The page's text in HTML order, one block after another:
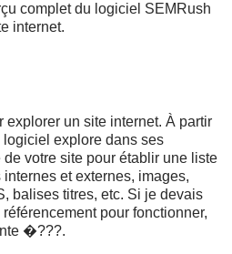
complet du logiciel SEMRush
internet.
un site internet. À partir
logiciel explore dans ses
de votre site pour établir une liste
et externes, images,
balises titres, etc. Si je devais
pour fonctionner,
�???.